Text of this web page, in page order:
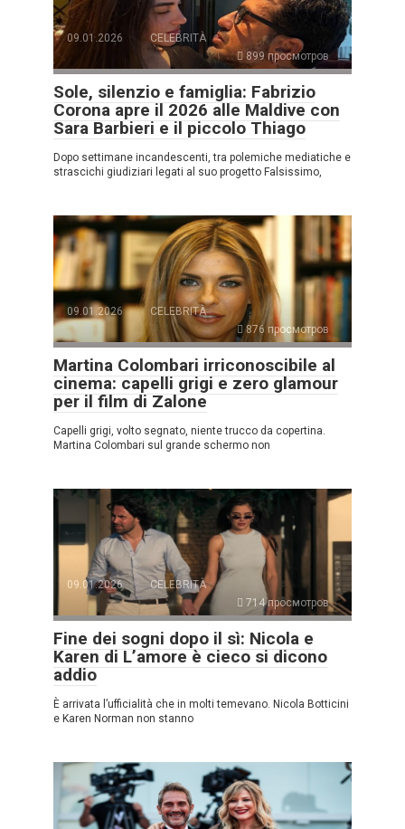
09.01.2026
CELEBRITÀ
899 просмотров
Sole, silenzio e famiglia: Fabrizio
Corona apre il 2026 alle Maldive con
Sara Barbieri e il piccolo Thiago
Dopo settimane incandescenti, tra polemiche mediatiche e
strascichi giudiziari legati al suo progetto Falsissimo,
09.01.2026
CELEBRITÀ
876 просмотров
Martina Colombari irriconoscibile al
cinema: capelli grigi e zero glamour
per il film di Zalone
Capelli grigi, volto segnato, niente trucco da copertina.
Martina Colombari sul grande schermo non
09.01.2026
CELEBRITÀ
714 просмотров
Fine dei sogni dopo il sì: Nicola e
Karen di L’amore è cieco si dicono
addio
È arrivata l’ufficialità che in molti temevano. Nicola Botticini
e Karen Norman non stanno